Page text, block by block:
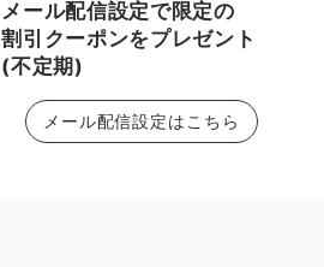
メール配信設定で限定の
割引クーポンをプレゼント
(不定期)
メール配信設定はこちら